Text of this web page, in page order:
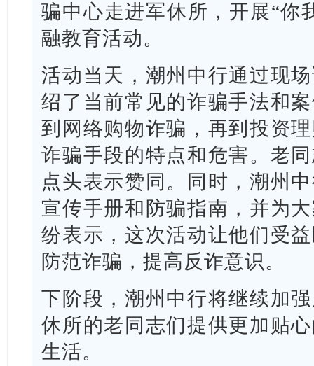
骗中心走进军休所，开展“你
融教育活动。
活动当天，潮州中行通过现
绍了当前常见的诈骗手法和
到网络购物诈骗，再到投资
诈骗手段的特点和危害。老
点头表示赞同。同时，潮州
宣传手册和防骗指南，并为
纷表示，这次活动让他们受
防范诈骗，提高反诈意识。
下阶段，潮州中行将继续加
休所的老同志们提供更加贴
生活。